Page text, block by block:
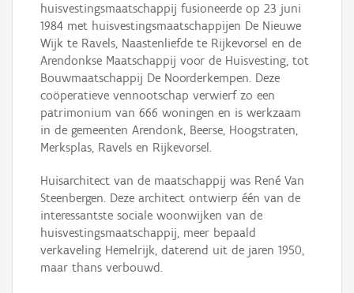
Aanmelden
huisvestingsmaatschappij fusioneerde op 23 juni
1984 met huisvestingsmaatschappijen De Nieuwe
Wijk te Ravels, Naastenliefde te Rijkevorsel en de
Arendonkse Maatschappij voor de Huisvesting, tot
Bouwmaatschappij De Noorderkempen. Deze
coöperatieve vennootschap verwierf zo een
patrimonium van 666 woningen en is werkzaam
in de gemeenten Arendonk, Beerse, Hoogstraten,
Merksplas, Ravels en Rijkevorsel.
Huisarchitect van de maatschappij was René Van
Steenbergen. Deze architect ontwierp één van de
interessantste sociale woonwijken van de
huisvestingsmaatschappij, meer bepaald
verkaveling Hemelrijk, daterend uit de jaren 1950,
maar thans verbouwd.